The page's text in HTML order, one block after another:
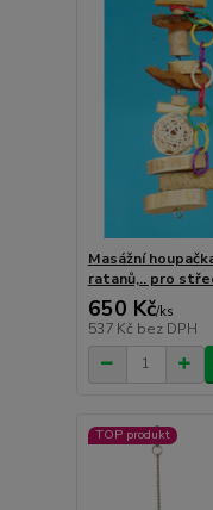
Masážní
ratanů,.. pro
650 Kč/ks
537 Kč bez DPH
TOP produkt